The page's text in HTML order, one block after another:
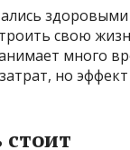
здоровыми
свою
много
но
стоит